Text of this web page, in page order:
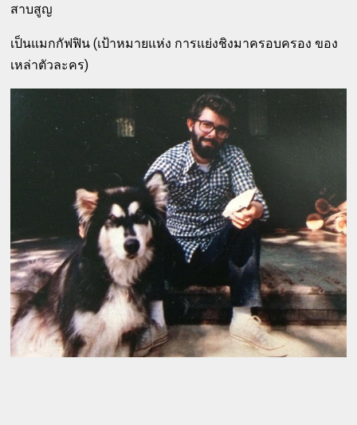
สาบสูญ
เป็นแมกกัฟฟิน (เป้าหมายแห่ง การแย่งชิงมาครอบครอง ของ
เหล่าตัวละคร)